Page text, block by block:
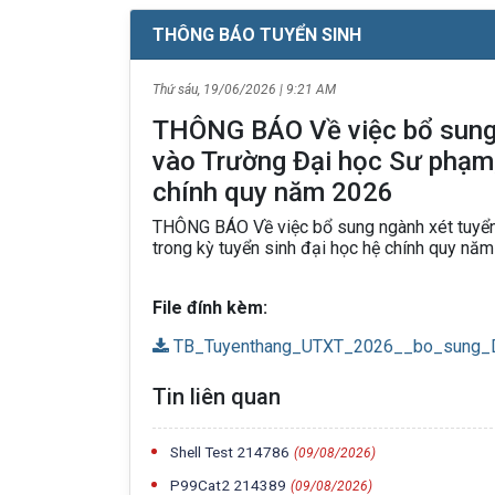
THÔNG BÁO TUYỂN SINH
Thứ sáu, 19/06/2026 | 9:21 AM
THÔNG BÁO Về việc bổ
vào Trường Đại học Sư
chính quy năm 2026
THÔNG BÁO Về việc bổ sung ngành xét
trong kỳ tuyển sinh đại học hệ chính quy
File đính kèm:
Tin liên quan
Shell Test 214786 (09/08/2026)
P99Cat2 214389 (09/08/2026)